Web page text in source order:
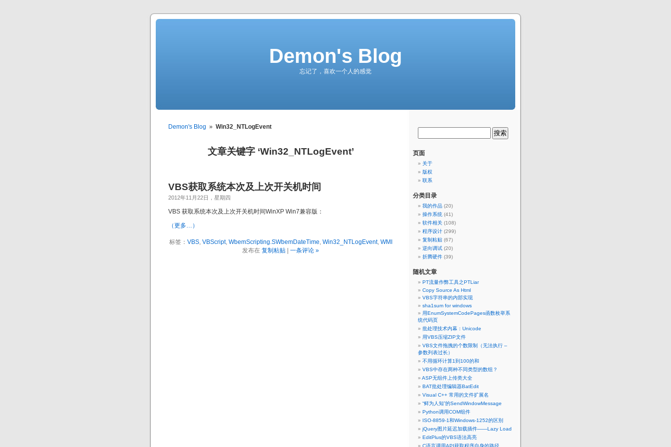
Demon's Blog
忘记了，喜欢一个人的感觉
Demon's Blog » Win32_NTLogEvent
文章关键字 ‘Win32_NTLogEvent’
VBS获取系统本次及上次开关机时间
2012年11月22日，星期四
VBS 获取系统本次及上次开关机时间WinXP Win7兼容版：
（更多…）
标签： VBS, VBScript, WbemScripting.SWbemDateTime, Win32_NTLogEvent, WMI
发布在 复制粘贴 一条评论 »
页面
关于
版权
联系
分类目录
我的作品 (20)
操作系统 (41)
软件相关 (108)
程序设计 (299)
复制粘贴 (67)
逆向调试 (20)
折腾硬件 (39)
随机文章
PT流量作弊工具之PTLiar
Copy Source As Html
VBS字符串的内部实现
sha1sum for windows
用EnumSystemCodePages函数枚举系
统代码页
批处理技术内幕：Unicode
用VBS压缩ZIP文件
VBS文件拖拽的个数限制（无法执行 –
参数列表过长）
不用循环计算1到100的和
VBS中存在两种不同类型的数组？
ASP无组件上传类大全
BAT批处理编辑器BatEdit
Visual C++ 常用的文件扩展名
“鲜为人知”的SendWindowMessage
Python调用COM组件
ISO-8859-1和Windows-1252的区别
jQuery图片延迟加载插件——Lazy Load
EditPlus的VBS语法高亮
C语言调用API获取程序自身的路径